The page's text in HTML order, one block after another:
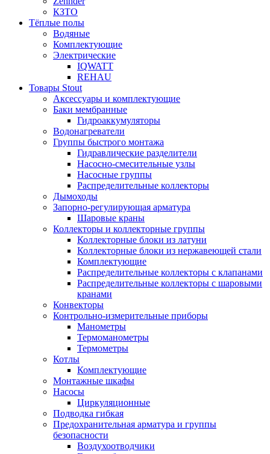
КЗТО
Тёплые полы
Водяные
Комплектующие
Электрические
IQWATT
REHAU
Товары Stout
Аксессуары и комплектующие
Баки мембранные
Гидроаккумуляторы
Водонагреватели
Группы быстрого монтажа
Гидравлические разделители
Насосно-смесительные узлы
Насосные группы
Распределительные коллекторы
Дымоходы
Запорно-регулирующая арматура
Шаровые краны
Коллекторы и коллекторные группы
Коллекторные блоки из латуни
Коллекторные блоки из нержавеющей стали
Комплектующие
Распределительные коллекторы с клапанами
Распределительные коллекторы с шаровыми
кранами
Конвекторы
Контрольно-измерительные приборы
Манометры
Термоманометры
Термометры
Котлы
Комплектующие
Монтажные шкафы
Насосы
Циркуляционные
Подводка гибкая
Предохранительная арматура и группы
безопасности
Воздухоотводчики